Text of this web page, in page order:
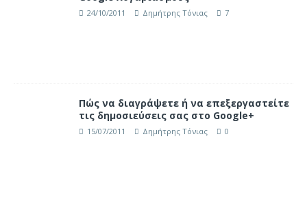
24/10/2011 Δημήτρης Τόνιας 7
Πώς να διαγράψετε ή να επεξεργαστείτε
τις δημοσιεύσεις σας στο Google+
15/07/2011 Δημήτρης Τόνιας 0